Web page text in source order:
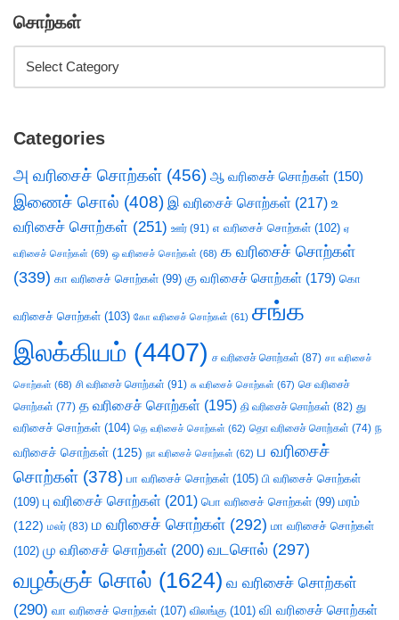
சொற்கள்
Categories
அ வரிசைச் சொற்கள் (456) ஆ வரிசைச் சொற்கள் (150)
இணைச் சொல் (408) இ வரிசைச் சொற்கள் (217) உ
வரிசைச் சொற்கள் (251) ஊர் (91) எ வரிசைச் சொற்கள் (102) ஏ
வரிசைச் சொற்கள் (69) ஒ வரிசைச் சொற்கள் (68) க வரிசைச் சொற்கள்
(339) கா வரிசைச் சொற்கள் (99) கு வரிசைச் சொற்கள் (179) கொ
வரிசைச் சொற்கள் (103) கோ வரிசைச் சொற்கள் (61) சங்க
இலக்கியம் (4407) ச வரிசைச் சொற்கள் (87) சா வரிசைச்
சொற்கள் (68) சி வரிசைச் சொற்கள் (91) சு வரிசைச் சொற்கள் (67) செ வரிசைச்
சொற்கள் (77) த வரிசைச் சொற்கள் (195) தி வரிசைச் சொற்கள் (82) து
வரிசைச் சொற்கள் (104) தெ வரிசைச் சொற்கள் (62) தொ வரிசைச் சொற்கள் (74) ந
வரிசைச் சொற்கள் (125) நா வரிசைச் சொற்கள் (62) ப வரிசைச்
சொற்கள் (378) பா வரிசைச் சொற்கள் (105) பி வரிசைச் சொற்கள்
(109) பு வரிசைச் சொற்கள் (201) பொ வரிசைச் சொற்கள் (99) மரம்
(122) மலர் (83) ம வரிசைச் சொற்கள் (292) மா வரிசைச் சொற்கள்
(102) மு வரிசைச் சொற்கள் (200) வடசொல் (297)
வழக்குச் சொல் (1624) வ வரிசைச் சொற்கள்
(290) வா வரிசைச் சொற்கள் (107) விலங்கு (101) வி வரிசைச் சொற்கள்